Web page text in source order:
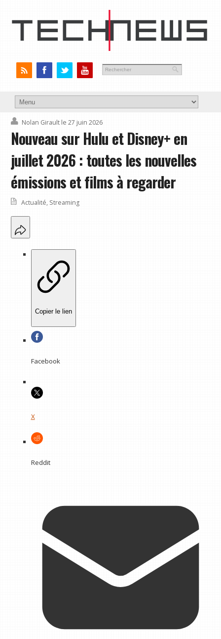
Nolan Girault le 27 juin 2026
Nouveau sur Hulu et Disney+ en
juillet 2026 : toutes les nouvelles
émissions et films à regarder
Actualité, Streaming
Copier le lien
Facebook
X
Reddit